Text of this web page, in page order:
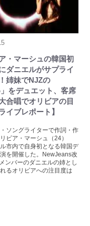
・マーシュの韓国初
ダニエルがサプライ
姉妹でNJZの
をデュエット、客席
合唱でオリビアの目
イブレポート】
ソングライターで作詞・作
ビア・マーシュ（24）
市内で自身初となる韓国デ
を開催した。NewJeans改
ンバーのダニエルの姉とし
るオリビアへの注目度は